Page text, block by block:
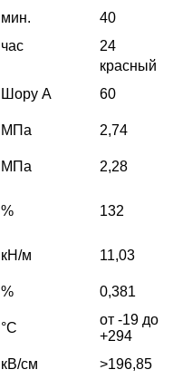
мин.
40
час
24
красный
Шору A
60
МПа
2,74
МПа
2,28
% 132
кН/м 11,03
%
0,381
°C
от -19 до
+294
кВ/см
>196,85